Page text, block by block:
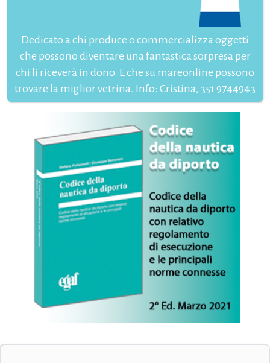
Dedicato a chi produce o commercializza oggetti
che possono diventare una fantastica sorpresa per
chi li riceverà in dono. E che su mareonline possono
trovare la miglior vetrina. Info: Cristina, 351 9744943